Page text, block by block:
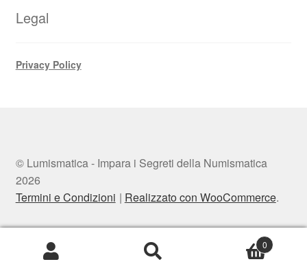
Legal
Privacy Policy
© Lumismatica - Impara i Segreti della Numismatica
2026
Termini e Condizioni
Realizzato con WooCommerce.
0